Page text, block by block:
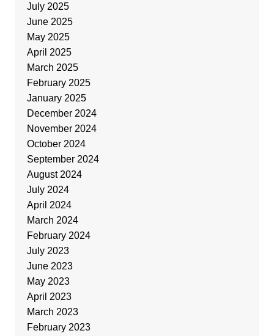
July 2025
June 2025
May 2025
April 2025
March 2025
February 2025
January 2025
December 2024
November 2024
October 2024
September 2024
August 2024
July 2024
April 2024
March 2024
February 2024
July 2023
June 2023
May 2023
April 2023
March 2023
February 2023